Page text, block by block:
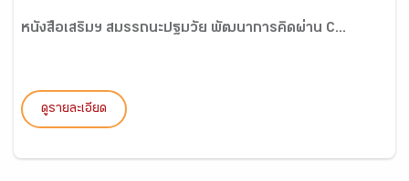
หนังสือเสริมฯ สมรรถนะปฐมวัย พัฒนาการคิดผ่าน C...
ดูรายละเอียด